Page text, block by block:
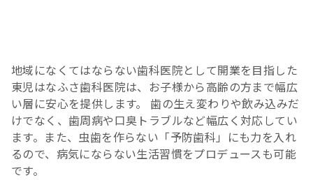
地域になくてはならない歯科医院として開業を目指した
東児はなふさ歯科医院は、お子様から高齢の方まで幅広
い層に安心を提供します。 歯の生え変わりや飲み込みだ
けでなく、歯周病や口臭トラブルなど幅広く対応してい
ます。また、虫歯を作らない「予防歯科」にも力を入れ
るので、病気にならない生活習慣をプロデュースも可能
です。